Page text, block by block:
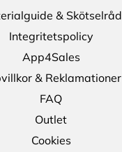
& Skötselråd
Integritetspolicy
App4Sales
& Reklamationer
FAQ
Outlet
Cookies